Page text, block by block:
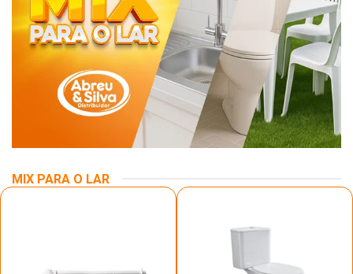
MIX PARA O LAR